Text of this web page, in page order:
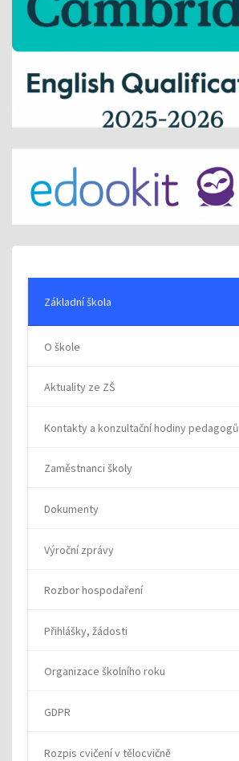
Základní škola
O škole
Aktuality ze ZŠ
Kontakty a konzultační hodiny pedagogů
Zaměstnanci školy
Dokumenty
Výroční zprávy
Rozbor hospodaření
Přihlášky, žádosti
Organizace školního roku
GDPR
Rozpis cvičení v tělocvičně